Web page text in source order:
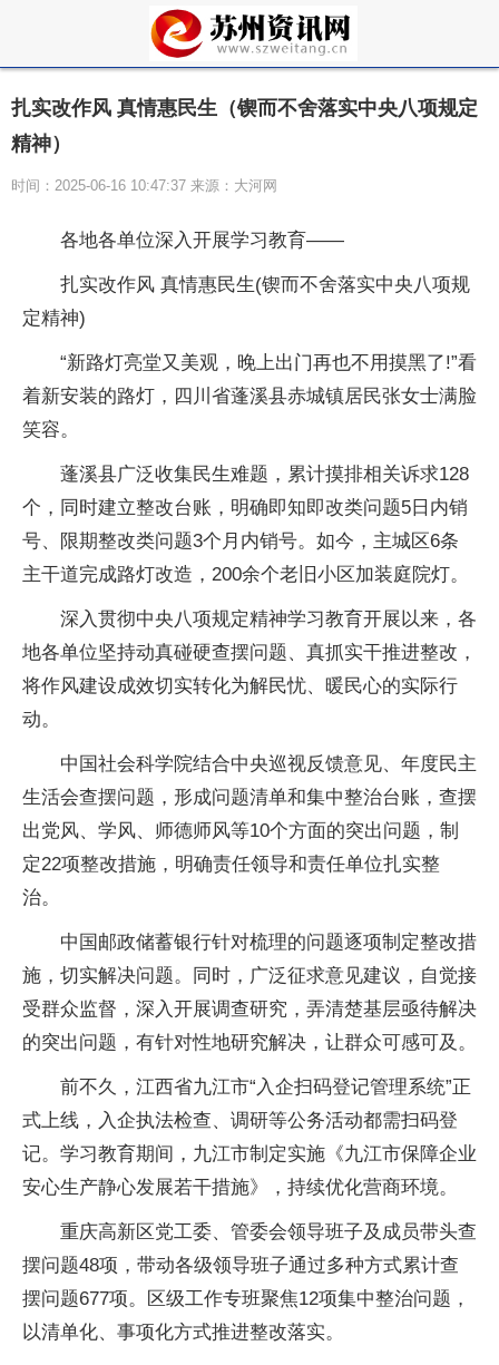
扎实改作风 真情惠民生（锲而不舍落实中央八项规定
精神）
时间：2025-06-16 10:47:37 来源：大河网
各地各单位深入开展学习教育——
扎实改作风 真情惠民生(锲而不舍落实中央八项规
定精神)
“新路灯亮堂又美观，晚上出门再也不用摸黑了!”看
着新安装的路灯，四川省蓬溪县赤城镇居民张女士满脸
笑容。
蓬溪县广泛收集民生难题，累计摸排相关诉求128
个，同时建立整改台账，明确即知即改类问题5日内销
号、限期整改类问题3个月内销号。如今，主城区6条
主干道完成路灯改造，200余个老旧小区加装庭院灯。
深入贯彻中央八项规定精神学习教育开展以来，各
地各单位坚持动真碰硬查摆问题、真抓实干推进整改，
将作风建设成效切实转化为解民忧、暖民心的实际行
动。
中国社会科学院结合中央巡视反馈意见、年度民主
生活会查摆问题，形成问题清单和集中整治台账，查摆
出党风、学风、师德师风等10个方面的突出问题，制
定22项整改措施，明确责任领导和责任单位扎实整
治。
中国邮政储蓄银行针对梳理的问题逐项制定整改措
施，切实解决问题。同时，广泛征求意见建议，自觉接
受群众监督，深入开展调查研究，弄清楚基层亟待解决
的突出问题，有针对性地研究解决，让群众可感可及。
前不久，江西省九江市“入企扫码登记管理系统”正
式上线，入企执法检查、调研等公务活动都需扫码登
记。学习教育期间，九江市制定实施《九江市保障企业
安心生产静心发展若干措施》，持续优化营商环境。
重庆高新区党工委、管委会领导班子及成员带头查
摆问题48项，带动各级领导班子通过多种方式累计查
摆问题677项。区级工作专班聚焦12项集中整治问题，
以清单化、事项化方式推进整改落实。